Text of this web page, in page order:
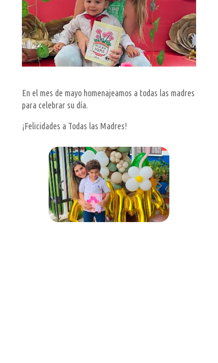
En el mes de mayo homenajeamos a todas las madres
para celebrar su día.
¡Felicidades a Todas las Madres!